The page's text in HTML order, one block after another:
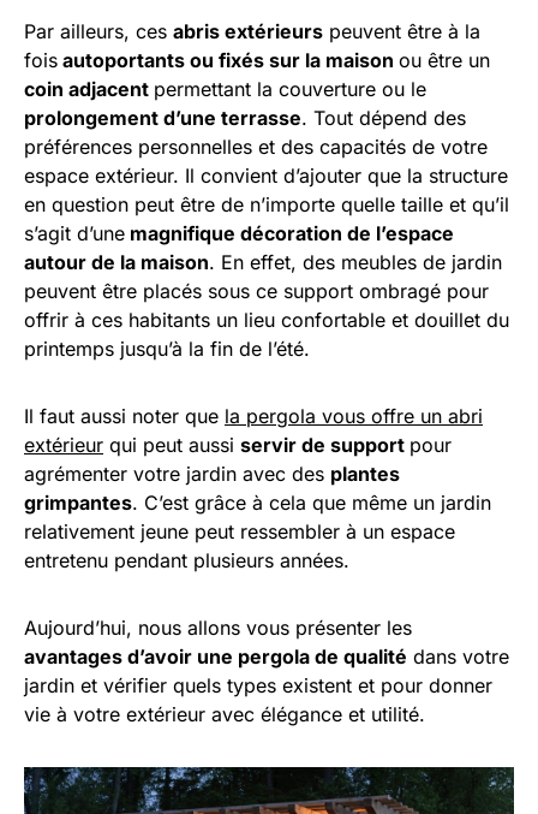
Par ailleurs, ces abris extérieurs peuvent être à la
fois autoportants ou fixés sur la maison ou être un
coin adjacent permettant la couverture ou le
prolongement d’une terrasse. Tout dépend des
préférences personnelles et des capacités de votre
espace extérieur. Il convient d’ajouter que la structure
en question peut être de n’importe quelle taille et qu’il
s’agit d’une magnifique décoration de l’espace
autour de la maison. En effet, des meubles de jardin
peuvent être placés sous ce support ombragé pour
offrir à ces habitants un lieu confortable et douillet du
printemps jusqu’à la fin de l’été.
Il faut aussi noter que la pergola vous offre un abri
extérieur qui peut aussi servir de support pour
agrémenter votre jardin avec des plantes
grimpantes. C’est grâce à cela que même un jardin
relativement jeune peut ressembler à un espace
entretenu pendant plusieurs années.
Aujourd’hui, nous allons vous présenter les
avantages d’avoir une pergola de qualité dans votre
jardin et vérifier quels types existent et pour donner
vie à votre extérieur avec élégance et utilité.